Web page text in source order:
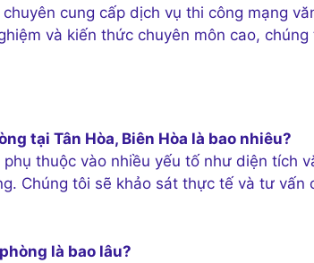
cung cấp dịch vụ thi công mạng
và kiến thức chuyên môn cao,
tại Tân Hòa, Biên Hòa là bao nhiêu?
thuộc vào nhiều yếu tố như diện tích
Chúng tôi sẽ khảo sát thực tế và tư vấn
là bao lâu?